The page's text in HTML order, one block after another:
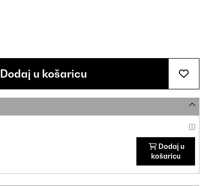
Dodaj u košaricu
Dodaj u
košaricu